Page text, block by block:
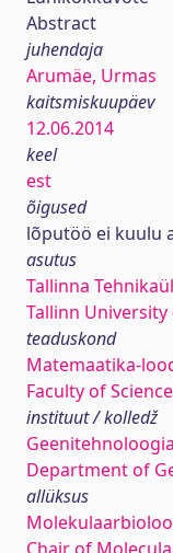
Abstract
juhendaja
Arumäe, Urmas
kaitsmiskuupäev
12.06.2014
keel
est
õigused
lõputöö ei kuulu
asutus
Tallinna
Tallinn
teaduskond
Matemaatika-
Faculty of Science
instituut / kolledž
Department of
allüksus